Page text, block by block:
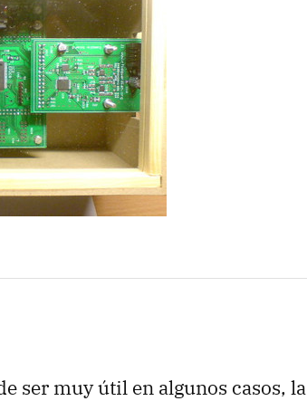
ser muy útil en algunos casos, la